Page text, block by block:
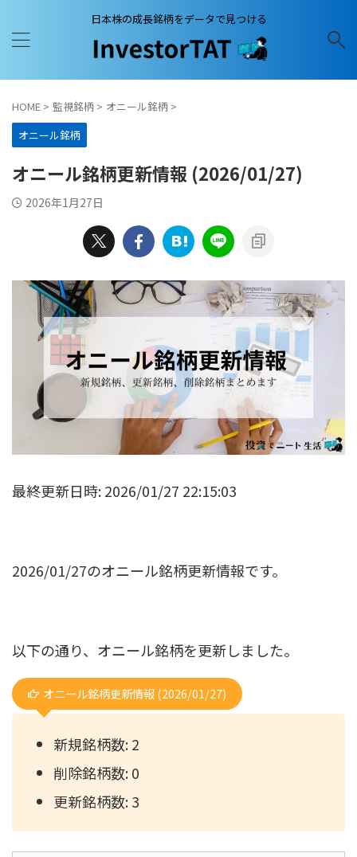
日本株の成長銘柄をデータで見つける
HOME > 監視銘柄 > オニール銘柄 >
オニール銘柄
オニール銘柄更新情報 (2026/01/27)
2026年1月27日
最終更新日時: 2026/01/27 22:15:03
2026/01/27のオニール銘柄更新情報です。
以下の通り、オニール銘柄を更新しました。
オニール銘柄更新情報 (2026/01/27)
新規銘柄数: 2
削除銘柄数: 0
更新銘柄数: 3